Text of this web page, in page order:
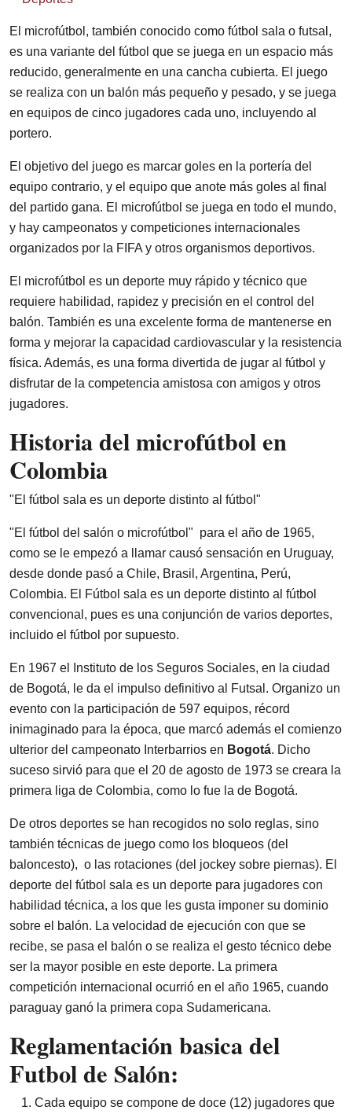
El microfútbol, también conocido como fútbol sala o futsal,
es una variante del fútbol que se juega en un espacio más
reducido, generalmente en una cancha cubierta. El juego
se realiza con un balón más pequeño y pesado, y se juega
en equipos de cinco jugadores cada uno, incluyendo al
portero.
El objetivo del juego es marcar goles en la portería del
equipo contrario, y el equipo que anote más goles al final
del partido gana. El microfútbol se juega en todo el mundo,
y hay campeonatos y competiciones internacionales
organizados por la FIFA y otros organismos deportivos.
El microfútbol es un deporte muy rápido y técnico que
requiere habilidad, rapidez y precisión en el control del
balón. También es una excelente forma de mantenerse en
forma y mejorar la capacidad cardiovascular y la resistencia
física. Además, es una forma divertida de jugar al fútbol y
disfrutar de la competencia amistosa con amigos y otros
jugadores.
Historia del microfútbol en
Colombia
"El fútbol sala es un deporte distinto al fútbol"
"El fútbol del salón o microfútbol" para el año de 1965,
como se le empezó a llamar causó sensación en Uruguay,
desde donde pasó a Chile, Brasil, Argentina, Perú,
Colombia. El Fútbol sala es un deporte distinto al fútbol
convencional, pues es una conjunción de varios deportes,
incluido el fútbol por supuesto.
En 1967 el Instituto de los Seguros Sociales, en la ciudad
de Bogotá, le da el impulso definitivo al Futsal. Organizo un
evento con la participación de 597 equipos, récord
inimaginado para la época, que marcó además el comienzo
ulterior del campeonato Interbarrios en Bogotá. Dicho
suceso sirvió para que el 20 de agosto de 1973 se creara la
primera liga de Colombia, como lo fue la de Bogotá.
De otros deportes se han recogidos no solo reglas, sino
también técnicas de juego como los bloqueos (del
baloncesto), o las rotaciones (del jockey sobre piernas). El
deporte del fútbol sala es un deporte para jugadores con
habilidad técnica, a los que les gusta imponer su dominio
sobre el balón. La velocidad de ejecución con que se
recibe, se pasa el balón o se realiza el gesto técnico debe
ser la mayor posible en este deporte. La primera
competición internacional ocurrió en el año 1965, cuando
paraguay ganó la primera copa Sudamericana.
Reglamentación basica del
Futbol de Salón:
Cada equipo se compone de doce (12) jugadores que